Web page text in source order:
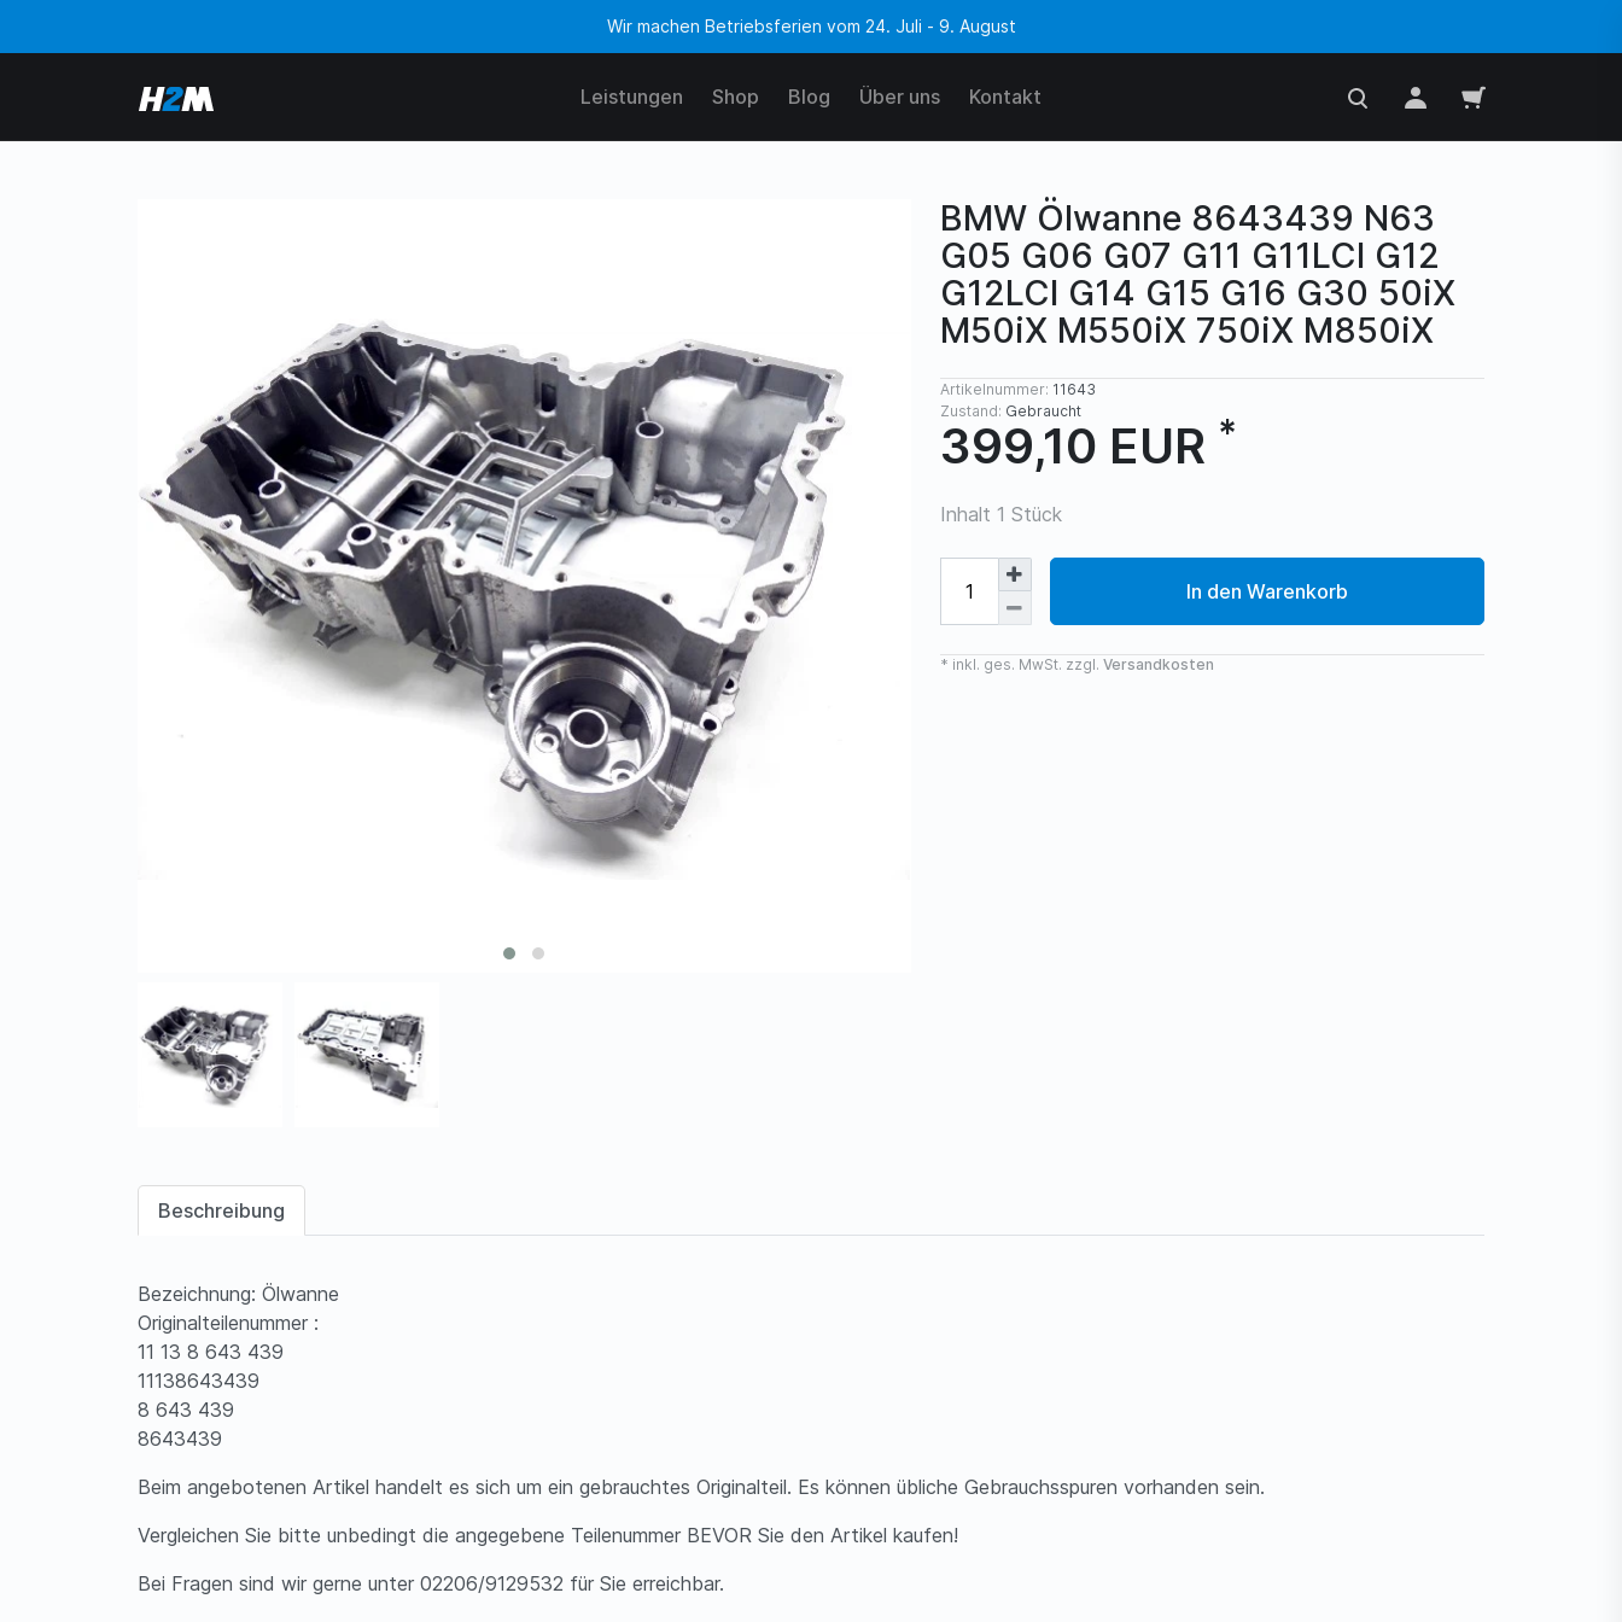
Wir machen Betriebsferien vom 24. Juli - 9. August
Leistungen Shop Blog Über uns Kontakt
BMW Ölwanne 8643439 N63
G05 G06 G07 G11 G11LCI G12
G12LCI G14 G15 G16 G30 50iX
M50iX M550iX 750iX M850iX
Artikelnummer: 11643
Zustand: Gebraucht
399,10 EUR *
Inhalt 1 Stück
In den Warenkorb
* inkl. ges. MwSt. zzgl. Versandkosten
Beschreibung
Bezeichnung: Ölwanne
Originalteilenummer :
11 13 8 643 439
11138643439
8 643 439
8643439
Beim angebotenen Artikel handelt es sich um ein gebrauchtes Originalteil. Es können übliche Gebrauchsspuren vorhanden sein.
Vergleichen Sie bitte unbedingt die angegebene Teilenummer BEVOR Sie den Artikel kaufen!
Bei Fragen sind wir gerne unter 02206/9129532 für Sie erreichbar.